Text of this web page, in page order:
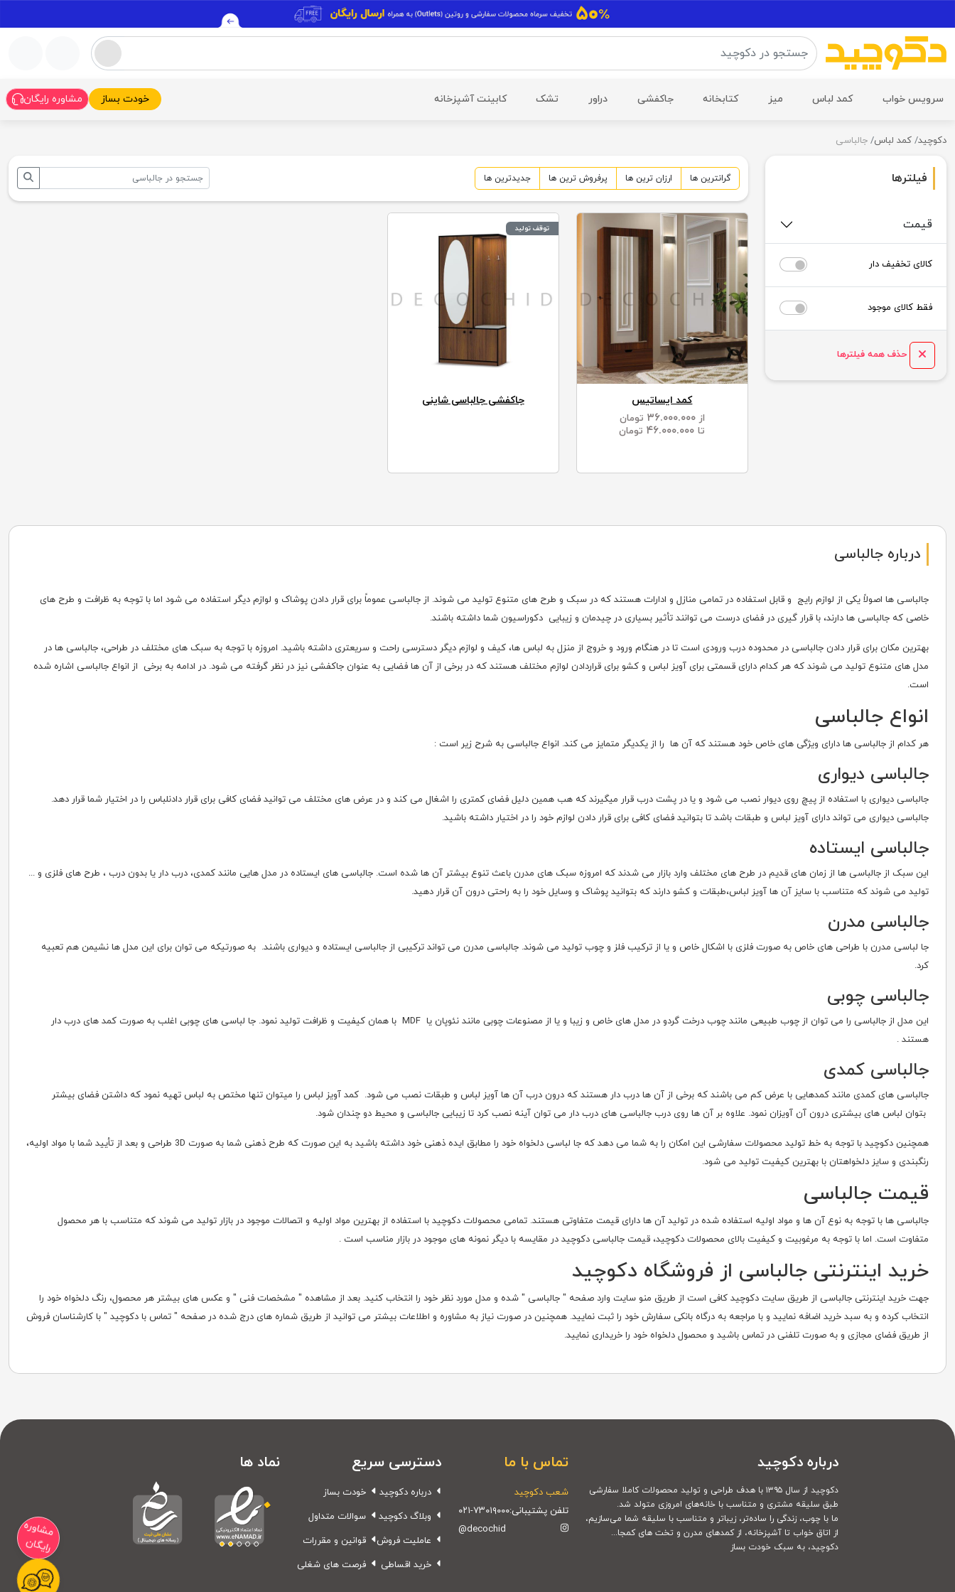
سرویس خواب کمد لباس میز کتابخانه جاکفشی دراور تشک کابینت آشپزخانه خودت بساز مشاوره رایگان
دکوچید کمد لباس جالباسی
فیلترها
قیمت
کالای تخفیف دار
فقط کالای موجود
حذف همه فیلترها
گرانترین ها ارزان ترین ها پرفروش ترین ها جدیدترین ها
کمد ایساتیس
از ۳۶.۰۰۰.۰۰۰
تومان
تا۴۶.۰۰۰.۰۰۰ تومان
توقف تولید
جاکفشی جالباسی شاینی
درباره جالباسی
جالباسی ها اصولاً یکی از لوازم رایج و قابل استفاده در تمامی منازل و ادارات هستند که در سبک و طرح های متنوع تولید می شوند. از جالباسی عموماً برای قرار دادن پوشاک و لوازم دیگر استفاده می شود اما با توجه به ظرافت و طرح های
خاصی که جالباسی ها دارند، با قرار گیری در فضای درست می توانند تأثیر بسیاری در چیدمان و زیبایی دکوراسیون شما داشته باشند.
بهترین مکان برای قرار دادن جالباسی در محدوده درب ورودی است تا در هنگام ورود و خروج از منزل به لباس ها، کیف و لوازم دیگر دسترسی راحت و سریعتری داشته باشید. امروزه با توجه به سبک های مختلف در طراحی، جالباسی ها در
مدل های متنوع تولید می شوند که هر کدام دارای قسمتی برای آویز لباس و کشو برای قراردادن لوازم مختلف هستند که در برخی از آن ها فضایی به عنوان جاکفشی نیز در نظر گرفته می شود. در ادامه به برخی از انواع جالباسی اشاره شده
است.
انواع جالباسی
هر کدام از جالباسی ها دارای ویژگی های خاص خود هستند که آن ها را از یکدیگر متمایز می کند. انواع جالباسی به شرح زیر است :
جالباسی دیواری
جالباسی دیواری با استفاده از پیچ روی دیوار نصب می شود و یا در پشت درب قرار میگیرند که هب همین دلیل فضای کمتری را اشغال می کند و در عرض های مختلف می توانید فضای کافی برای قرار دادنلباس را در اختیار شما قرار دهد.
جالباسی دیواری می تواند دارای آویز لباس و طبقات باشد تا بتوانید فضای کافی برای قرار دادن لوازم خود را در اختیار داشته باشید.
جالباسی ایستاده
این سبک از جالباسی ها از زمان های قدیم در طرح های مختلف وارد بازار می شدند که امروزه سبک های مدرن باعث تنوع بیشتر آن ها شده است. جالباسی های ایستاده در مدل هایی مانند کمدی، درب دار یا بدون درب ، طرح های فلزی و ...
تولید می شوند که متناسب با سایز آن ها آویز لباس،طبقات و کشو دارند که بتوانید پوشاک و وسایل خود را به راحتی درون آن قرار دهید.
جالباسی مدرن
جا لباسی مدرن با طراحی های خاص به صورت فلزی با اشکال خاص و یا از ترکیب فلز و چوب تولید می شوند. جالباسی مدرن می تواند ترکیبی از جالباسی ایستاده و دیواری باشند. به صورتیکه می توان برای این مدل ها نشیمن هم تعبیه
کرد.
جالباسی چوبی
این مدل از جالباسی را می توان از چوب طبیعی مانند چوب درخت گردو در مدل های خاص و زیبا و یا از مصنوعات چوبی مانند نئوپان یا MDF با همان کیفیت و ظرافت تولید نمود. جا لباسی های چوبی اغلب به صورت کمد های درب دار
هستند .
جالباسی کمدی
جالباسی های کمدی مانند کمدهایی با عرض کم می باشند که برخی از آن ها درب دار هستند که درون درب آن ها آویز لباس و طبقات نصب می شود. کمد آویز لباس را میتوان تنها مختص به لباس تهیه نمود که داشتن فضای بیشتر
بتوان لباس های بیشتری درون آن آویزان نمود. علاوه بر آن ها روی درب جالباسی های درب دار می توان آینه نصب کرد تا زیبایی جالباسی و محیط دو چندان شود.
همچنین دکوچید با توجه به خط تولید محصولات سفارشی این امکان را به شما می دهد که جا لباسی دلخواه خود را مطابق ایده ذهنی خود داشته باشید به این صورت که طرح ذهنی شما به صورت 3D طراحی و بعد از تأیید شما با مواد اولیه،
رنگبندی و سایز دلخواهتان با بهترین کیفیت تولید می شود.
قیمت جالباسی
جالباسی ها با توجه به نوع آن ها و مواد اولیه استفاده شده در تولید آن ها دارای قیمت متفاوتی هستند. تمامی محصولات دکوچید با استفاده از بهترین مواد اولیه و اتصالات موجود در بازار تولید می شوند که متناسب با هر محصول
متفاوت است. اما با توجه به مرغوبیت و کیفیت بالای محصولات دکوچید، قیمت جالباسی دکوچید در مقایسه با دیگر نمونه های موجود در بازار مناسب است .
خرید اینترنتی جالباسی از فروشگاه دکوچید
جهت خرید اینترنتی جالباسی از طریق سایت دکوچید کافی است از طریق منو سایت وارد صفحه " جالباسی " شده و مدل مورد نظر خود را انتخاب کنید. بعد از مشاهده " مشخصات فنی " و عکس های بیشتر هر محصول، رنگ دلخواه خود را
انتخاب کرده و به سبد خرید اضافه نمایید و با مراجعه به درگاه بانکی سفارش خود را ثبت نمایید. همچنین در صورت نیاز به مشاوره و اطلاعات بیشتر می توانید از طریق شماره های درج شده در صفحه " تماس با دکوچید " با کارشناسان فروش
از طریق فضای مجازی و به صورت تلفنی در تماس باشید و محصول دلخواه خود را خریداری نمایید.
درباره دکوچید
دکوچید از سال ۱۳۹۵ با هدف طراحی و تولید محصولات کاملا سفارشی
طبق سلیقه مشتری و متناسب با خانه‌های امروزی متولد شد.
ما با چوب، زندگی را ساده‌تر، زیباتر و متناسب با سلیقه شما می‌سازیم،
از اتاق خواب تا آشپزخانه، از کمدهای مدرن و تخت های کمجا...
دکوچید، به سبک خودت بساز
تماس با ما
شعب دکوچید
تلفن پشتیبانی:۰۲۱-۷۳۰۱۹۰۰۰
@decochid
دسترسی سریع
درباره دکوچید
وبلاگ دکوچید
عاملیت فروش
خرید اقساطی
خودت بساز
سوالات متداول
قوانین و مقررات
فرصت های شغلی
نماد ها
مشاوره
رایگان